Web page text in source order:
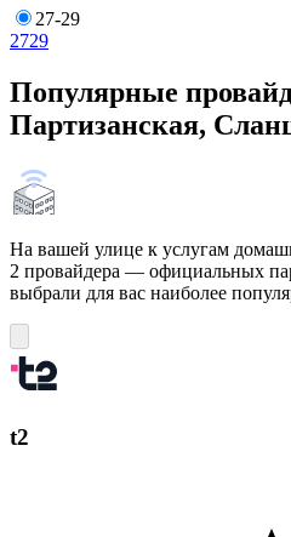
27-29
2729
Популярные
Партизанская,
На вашей улице к услугам
2 провайдера — официальных
выбрали для вас наиболее
t2